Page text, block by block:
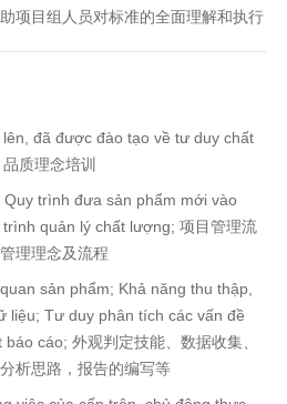
项目组人员对标准的全面理解和执行
đã được đào tạo về tư duy chất
质理念培训
trình đưa sản phẩm mới vào
quản lý chất lượng; 项目管理流
理理念及流程
sản phẩm; Khả năng thu thập,
liệu; Tư duy phân tích các vấn đề
cáo; 外观判定技能、数据收集、
析思路，报告的编写等